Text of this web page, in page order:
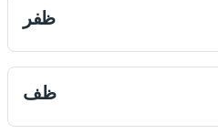
ظفر
ظف